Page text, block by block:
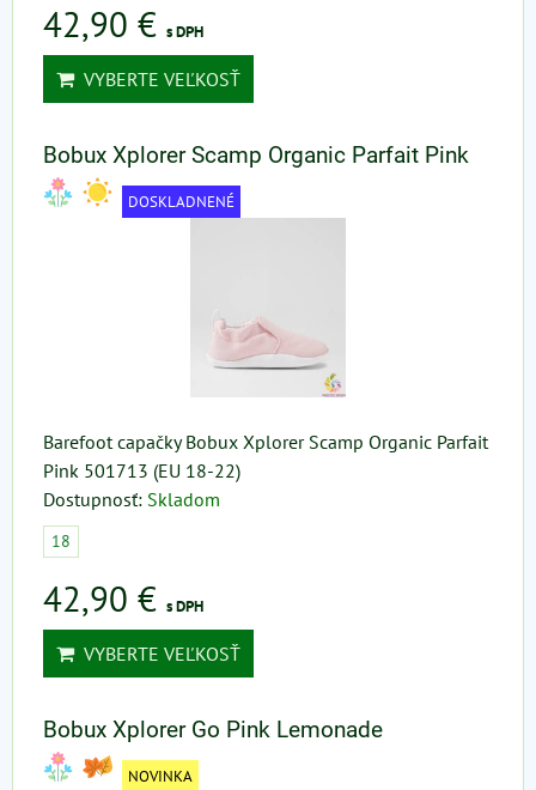
42,90 € s DPH
VYBERTE VEĽKOSŤ
Bobux Xplorer Scamp Organic Parfait Pink
DOSKLADNENÉ
Barefoot capačky Bobux Xplorer Scamp Organic Parfait
Pink 501713 (EU 18-22)
Dostupnosť: Skladom
18
42,90 € s DPH
VYBERTE VEĽKOSŤ
Bobux Xplorer Go Pink Lemonade
NOVINKA